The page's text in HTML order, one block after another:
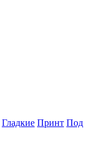
Гладкие Принт Под